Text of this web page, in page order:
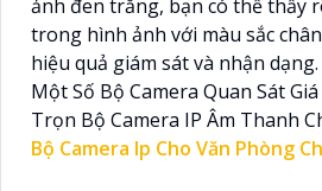
ảnh đen trắng, bạn có thể thấy
trong hình ảnh với màu sắc
hiệu quả giám sát và nhận dạng.
Một Số Bộ Camera Quan Sát
Trọn Bộ Camera IP Âm Thanh
Bộ Camera Ip Cho Văn Phòng